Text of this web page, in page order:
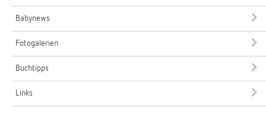
Babynews
Fotogalerien
Buchtipps
Links